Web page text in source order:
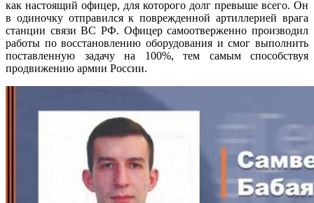
как настоящий офицер, для которого долг превыше всего. Он
в одиночку отправился к поврежденной артиллерией врага
станции связи ВС РФ. Офицер самоотверженно производил
работы по восстановлению оборудования и смог выполнить
поставленную задачу на 100%, тем самым способствуя
продвижению армии России.